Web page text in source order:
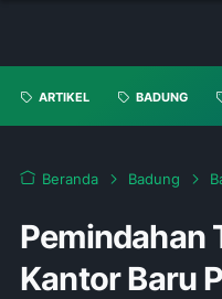
ARTIKEL BADUNG
Beranda Badung
Pemindahan
Kantor Baru